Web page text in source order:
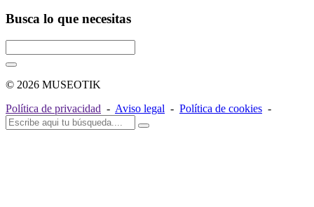
Busca lo que necesitas
© 2026 MUSEOTIK
Política de privacidad - Aviso legal - Política de cookies -